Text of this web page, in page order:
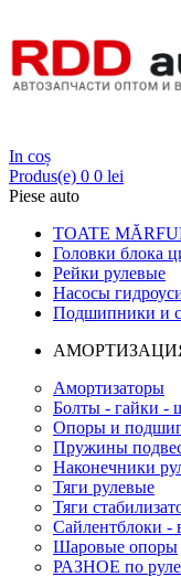
In coș
Produs(e) 0 0 lei
Piese auto
TOATE
Головки блока
Рейки рулевые
Насосы
Подшипники и
Амортизаторы
Болты - гайки -
Опоры и
Пружины
Наконечники
Тяги рулевые
Тяги
Сайлентблоки -
Шаровые опоры
РАЗНОЕ по